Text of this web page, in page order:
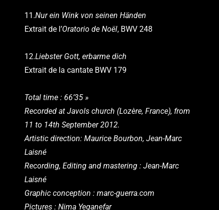
11.Nur ein Wink von seinen Händen
Extrait de l’Oratorio de Noël, BWV 248
12.Liebster Gott, erbarme dich
Extrait de la cantate BWV 179
Total time : 66’35 »
Recorded at Javols church (Lozère, France), from
11 to 14th September 2012.
Artistic direction: Maurice Bourbon, Jean-Marc
Laisné
Recording, Editing and mastering : Jean-Marc
Laisné
Graphic conception : marc-guerra.com
Pictures : Nima Yeganefar